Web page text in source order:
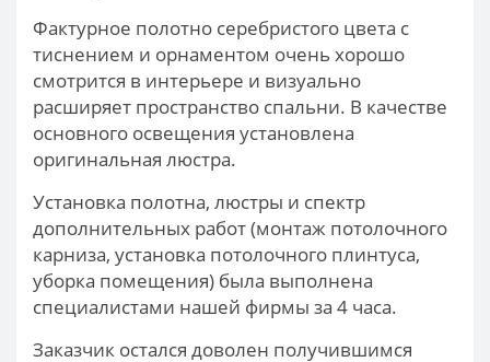
Фактурное полотно серебристого цвета с
тиснением и орнаментом очень хорошо
смотрится в интерьере и визуально
расширяет пространство спальни. В качестве
основного освещения установлена
оригинальная люстра.
Установка полотна, люстры и спектр
дополнительных работ (монтаж потолочного
карниза, установка потолочного плинтуса,
уборка помещения) была выполнена
специалистами нашей фирмы за 4 часа.
Заказчик остался доволен получившимся